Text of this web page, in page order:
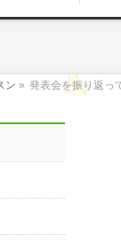
ン » 発表会を振り返